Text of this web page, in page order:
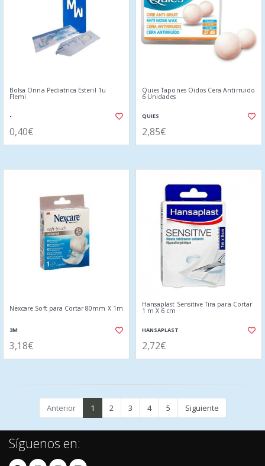
Bolsa Orina Pediatrica Esteril 1u
Flemi
-
0,40€
Quies Tapones Oidos Cera Antirruido
6 Unidades
QUIES
2,85€
Nexcare Soft para Cortar 80mm X 1m
3M
3,18€
Hansaplast Sensitive Tira para Cortar
1 m X 6 cm
HANSAPLAST
2,72€
Anterior 1 2 3 4 5 Siguiente
Síguenos en: